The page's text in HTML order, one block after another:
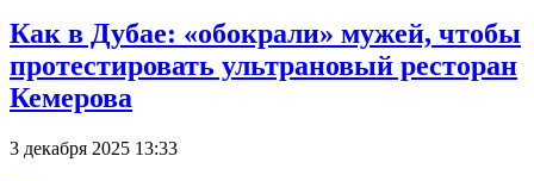
Как в Дубае: «обокрали» мужей, чтобы
протестировать ультрановый ресторан
Кемерова
3 декабря 2025 13:33